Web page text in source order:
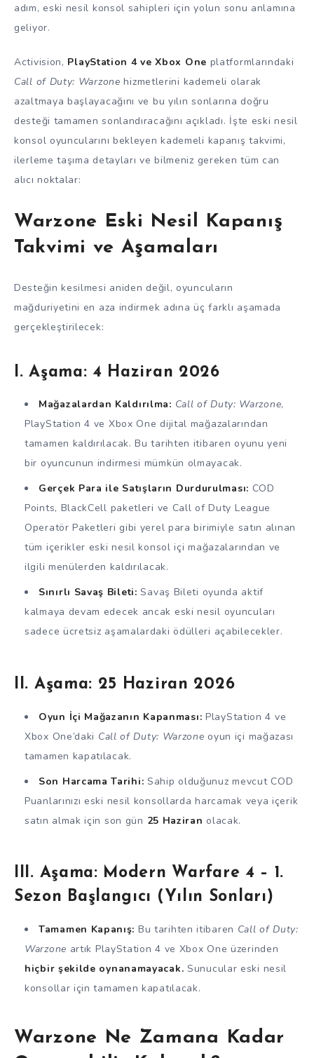
adım, eski nesil konsol sahipleri için yolun sonu anlamına
geliyor.
Activision, PlayStation 4 ve Xbox One platformlarındaki
Call of Duty: Warzone hizmetlerini kademeli olarak
azaltmaya başlayacağını ve bu yılın sonlarına doğru
desteği tamamen sonlandıracağını açıkladı. İşte eski nesil
konsol oyuncularını bekleyen kademeli kapanış takvimi,
ilerleme taşıma detayları ve bilmeniz gereken tüm can
alıcı noktalar:
Warzone Eski Nesil Kapanış
Takvimi ve Aşamaları
Desteğin kesilmesi aniden değil, oyuncuların
mağduriyetini en aza indirmek adına üç farklı aşamada
gerçekleştirilecek:
I. Aşama: 4 Haziran 2026
Mağazalardan Kaldırılma: Call of Duty: Warzone,
PlayStation 4 ve Xbox One dijital mağazalarından
tamamen kaldırılacak. Bu tarihten itibaren oyunu yeni
bir oyuncunun indirmesi mümkün olmayacak.
Gerçek Para ile Satışların Durdurulması: COD
Points, BlackCell paketleri ve Call of Duty League
Operatör Paketleri gibi yerel para birimiyle satın alınan
tüm içerikler eski nesil konsol içi mağazalarından ve
ilgili menülerden kaldırılacak.
Sınırlı Savaş Bileti: Savaş Bileti oyunda aktif
kalmaya devam edecek ancak eski nesil oyuncuları
sadece ücretsiz aşamalardaki ödülleri açabilecekler.
II. Aşama: 25 Haziran 2026
Oyun İçi Mağazanın Kapanması: PlayStation 4 ve
Xbox One’daki Call of Duty: Warzone oyun içi mağazası
tamamen kapatılacak.
Son Harcama Tarihi: Sahip olduğunuz mevcut COD
Puanlarınızı eski nesil konsollarda harcamak veya içerik
satın almak için son gün 25 Haziran olacak.
III. Aşama: Modern Warfare 4 – 1.
Sezon Başlangıcı (Yılın Sonları)
Tamamen Kapanış: Bu tarihten itibaren Call of Duty:
Warzone artık PlayStation 4 ve Xbox One üzerinden
hiçbir şekilde oynanamayacak. Sunucular eski nesil
konsollar için tamamen kapatılacak.
Warzone Ne Zamana Kadar